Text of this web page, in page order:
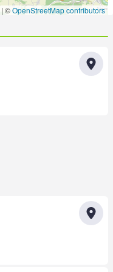
| ©OpenStreetMap contributors